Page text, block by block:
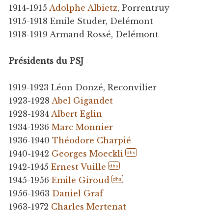
1914-1915 Adolphe Albietz, Porrentruy
1915-1918 Emile Studer, Delémont
1918-1919 Armand Rossé, Delémont
Présidents du PSJ
1919-1923 Léon Donzé, Reconvilier
1923-1928 Abel Gigandet
1928-1934 Albert Eglin
1934-1936 Marc Monnier
1936-1940 Théodore Charpié
1940-1942 Georges Moeckli dhs
1942-1945 Ernest Vuille dhs
1945-1956 Emile Giroud dhs
1956-1963 Daniel Graf
1963-1972 Charles Mertenat